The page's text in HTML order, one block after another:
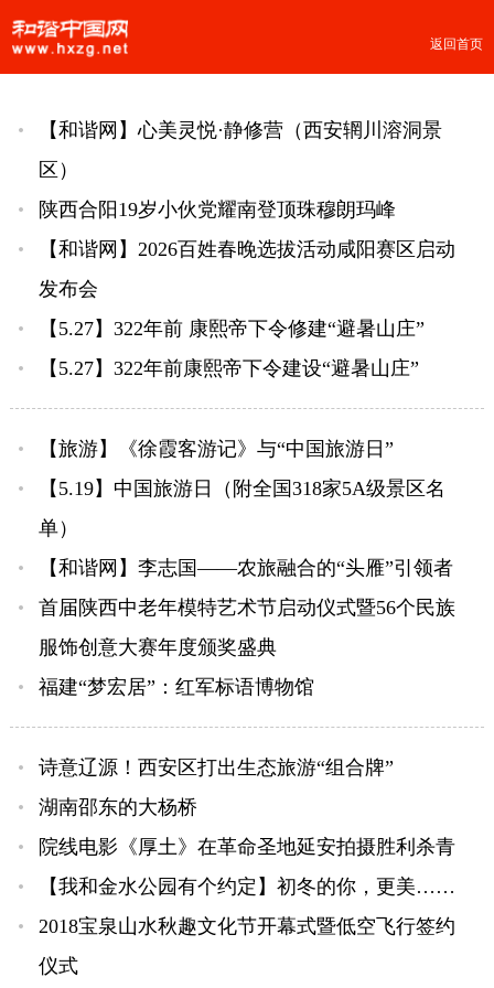
返回首页
【和谐网】心美灵悦·静修营（西安辋川溶洞景
区）
陕西合阳19岁小伙党耀南登顶珠穆朗玛峰
【和谐网】2026百姓春晚选拔活动咸阳赛区启动
发布会
【5.27】322年前 康熙帝下令修建“避暑山庄”
【5.27】322年前康熙帝下令建设“避暑山庄”
【旅游】《徐霞客游记》与“中国旅游日”
【5.19】中国旅游日（附全国318家5A级景区名
单）
【和谐网】李志国——农旅融合的“头雁”引领者
首届陕西中老年模特艺术节启动仪式暨56个民族
服饰创意大赛年度颁奖盛典
福建“梦宏居”：红军标语博物馆
诗意辽源！西安区打出生态旅游“组合牌”
湖南邵东的大杨桥
院线电影《厚土》在革命圣地延安拍摄胜利杀青
【我和金水公园有个约定】初冬的你，更美……
2018宝泉山水秋趣文化节开幕式暨低空飞行签约
仪式